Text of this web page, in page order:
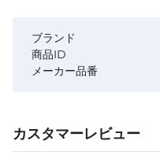
ブランド
商品ID
メーカー品番
カスタマーレビュー